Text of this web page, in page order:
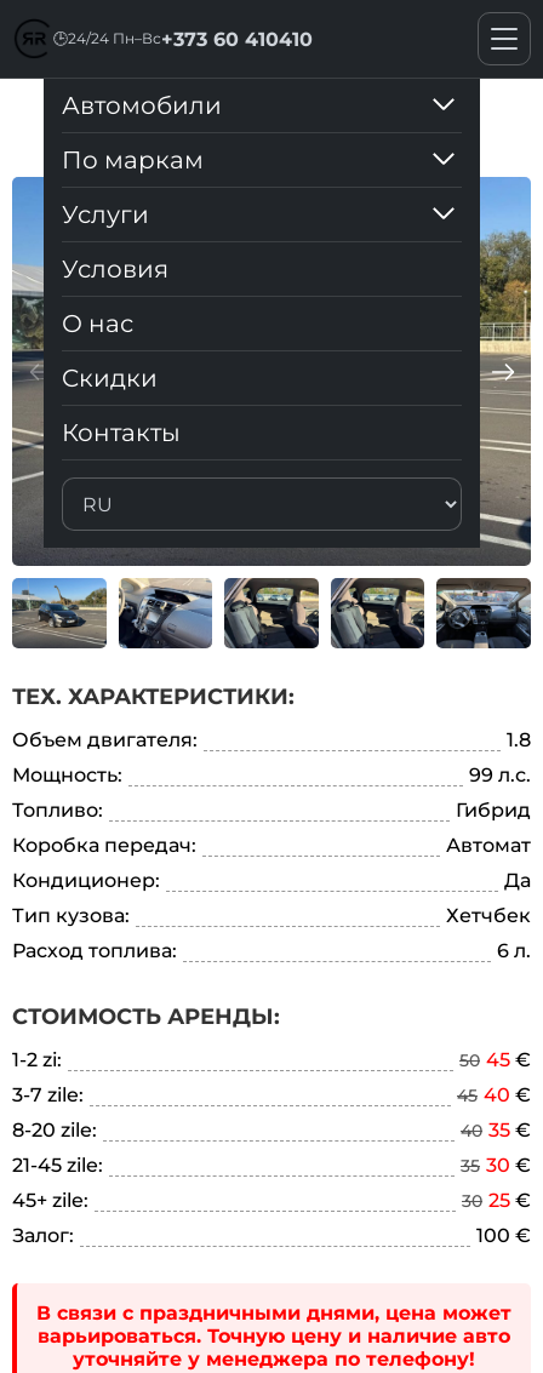
🕒24/24 Пн–Вс+373 60 410410
Автомобили
По маркам
Услуги
Условия
О нас
Cкидки
Контакты
Toyota Prius V
ТЕХ. ХАРАКТЕРИСТИКИ:
Объем двигателя:
1.8
Мощность:
99 л.с.
Топливо:
Гибрид
Коробка передач:
Автомат
Кондиционер:
Да
Тип кузова:
Хетчбек
Расход топлива:
6 л.
СТОИМОСТЬ АРЕНДЫ:
1-2 zi: 50 45 €
3-7 zile:
45 40 €
8-20 zile:
40 35 €
21-45 zile:
35 30 €
45+ zile:
30 25 €
Залог:
100 €
В связи с праздничными днями, цена может
варьироваться. Точную цену и наличие авто
уточняйте у менеджера по телефону!